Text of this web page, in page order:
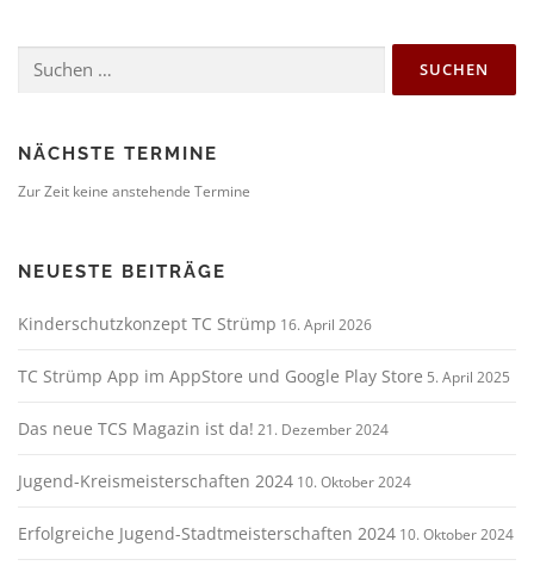
a
v
a
t
o
nach:
NÄCHSTE TERMINE
Zur Zeit keine anstehende Termine
NEUESTE BEITRÄGE
Kinderschutzkonzept TC Strümp 16. April 2026
TC Strümp App im AppStore und Google Play Store 5. April 2025
Das neue TCS Magazin ist da! 21. Dezember 2024
Jugend-Kreismeisterschaften 2024 10. Oktober 2024
Erfolgreiche Jugend-Stadtmeisterschaften 2024 10. Oktober 2024